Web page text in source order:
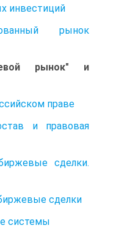
инвестиций
рынок
рынок" и
праве
и правовая
сделки.
сделки
системы